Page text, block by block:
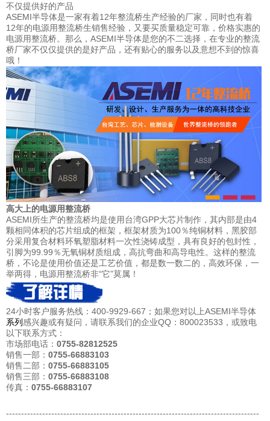
不仅提供好的产品
ASEMI半导体是一家有着12年整流桥生产经验的厂家，同时也有着
12年的电源用整流桥生销售经验，又要买质量稳定可靠，价格实惠的
电源用整流桥。那么，ASEMI半导体是您的不二选择，在专业的整流
桥厂家不仅仅提供的是好产品，还有贴心的服务以及意想不到的惊喜
哦！
高大上的电源用整流桥
ASEMI所生产的整流桥均是使用台湾GPP大芯片制作，其内部是由4
颗相同体积的芯片组成的框架，框架材质为100％纯铜材料，黑胶部
分采用复合材料环氧塑脂材料一次性浇铸成型，具有良好的包封性，
引脚为99.99％无氧铜材质组成，高抗弯曲和高导电性。这样的整流
桥，不论是使用价值还是工艺价值，都是数一数二的，高效环保，一
举两得，电源用整流桥非“它”莫属！
24小时客户服务热线：400-9929-667；如果您对以上ASEMI半导体
系列 感兴趣或有疑问，请联系我们的企业QQ：800023533，或致电
以下联系方式：
市场部电话： 0755-82812525
销售一部： 0755-66883103
销售二部： 0755-66883105
销售三部： 0755-66883108
传真： 0755-66883107
------------------------------------------------------------------------------------